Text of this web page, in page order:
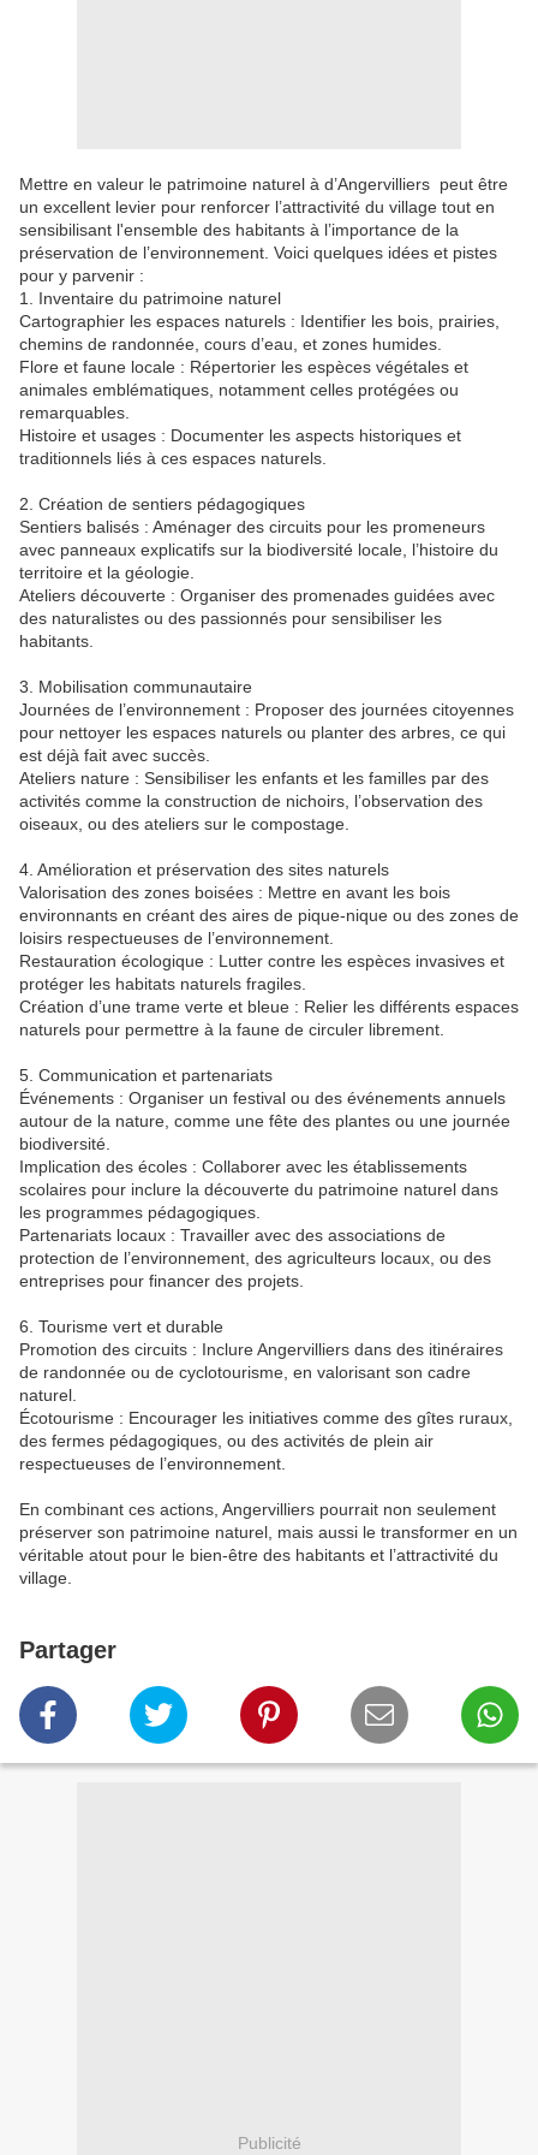
Mettre en valeur le patrimoine naturel à d’Angervilliers peut être
un excellent levier pour renforcer l’attractivité du village tout en
sensibilisant l'ensemble des habitants à l’importance de la
préservation de l’environnement. Voici quelques idées et pistes
pour y parvenir :
1. Inventaire du patrimoine naturel
Cartographier les espaces naturels : Identifier les bois, prairies,
chemins de randonnée, cours d’eau, et zones humides.
Flore et faune locale : Répertorier les espèces végétales et
animales emblématiques, notamment celles protégées ou
remarquables.
Histoire et usages : Documenter les aspects historiques et
traditionnels liés à ces espaces naturels.
2. Création de sentiers pédagogiques
Sentiers balisés : Aménager des circuits pour les promeneurs
avec panneaux explicatifs sur la biodiversité locale, l’histoire du
territoire et la géologie.
Ateliers découverte : Organiser des promenades guidées avec
des naturalistes ou des passionnés pour sensibiliser les
habitants.
3. Mobilisation communautaire
Journées de l’environnement : Proposer des journées citoyennes
pour nettoyer les espaces naturels ou planter des arbres, ce qui
est déjà fait avec succès.
Ateliers nature : Sensibiliser les enfants et les familles par des
activités comme la construction de nichoirs, l’observation des
oiseaux, ou des ateliers sur le compostage.
4. Amélioration et préservation des sites naturels
Valorisation des zones boisées : Mettre en avant les bois
environnants en créant des aires de pique-nique ou des zones de
loisirs respectueuses de l’environnement.
Restauration écologique : Lutter contre les espèces invasives et
protéger les habitats naturels fragiles.
Création d’une trame verte et bleue : Relier les différents espaces
naturels pour permettre à la faune de circuler librement.
5. Communication et partenariats
Événements : Organiser un festival ou des événements annuels
autour de la nature, comme une fête des plantes ou une journée
biodiversité.
Implication des écoles : Collaborer avec les établissements
scolaires pour inclure la découverte du patrimoine naturel dans
les programmes pédagogiques.
Partenariats locaux : Travailler avec des associations de
protection de l’environnement, des agriculteurs locaux, ou des
entreprises pour financer des projets.
6. Tourisme vert et durable
Promotion des circuits : Inclure Angervilliers dans des itinéraires
de randonnée ou de cyclotourisme, en valorisant son cadre
naturel.
Écotourisme : Encourager les initiatives comme des gîtes ruraux,
des fermes pédagogiques, ou des activités de plein air
respectueuses de l’environnement.
En combinant ces actions, Angervilliers pourrait non seulement
préserver son patrimoine naturel, mais aussi le transformer en un
véritable atout pour le bien-être des habitants et l’attractivité du
village.
Partager
Publicité